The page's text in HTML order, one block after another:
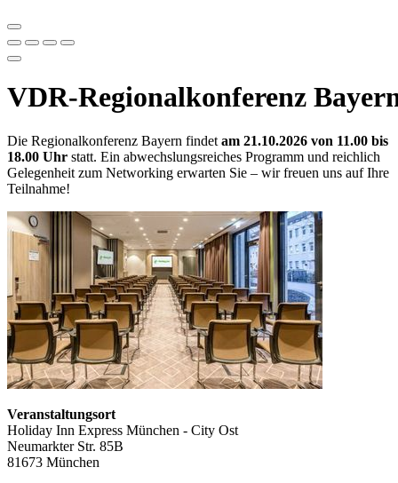
VDR-Regionalkonferenz
Die Regionalkonferenz Bayern findet am 21.10.2026 von 11.00 bis
18.00 Uhr statt. Ein abwechslungsreiches Programm und reichlich
Gelegenheit zum Networking erwarten Sie – wir freuen uns auf Ihre
Teilnahme!
Veranstaltungsort
Holiday Inn Express München - City Ost
Neumarkter Str. 85B
81673 München